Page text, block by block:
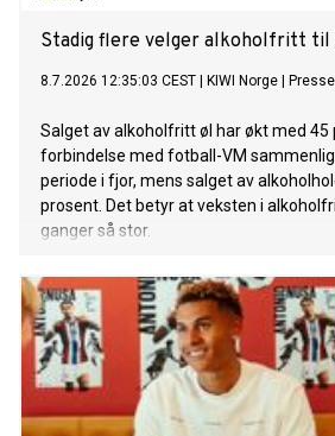
Stadig flere velger alkoholfritt
8.7.2026 12:35:03 CEST KIWI Norge
Salget av alkoholfritt øl har økt med 45
forbindelse med fotball-VM
periode i fjor, mens salget av
prosent. Det betyr at veksten i
ganger så stor.